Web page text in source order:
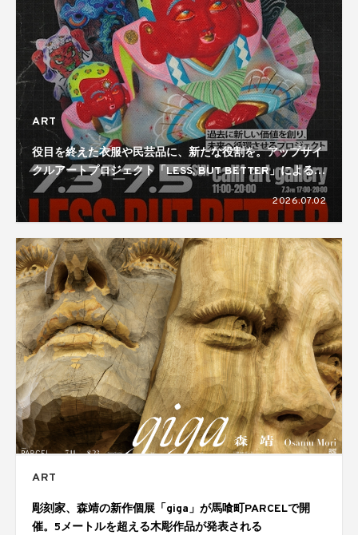
ART
役目を終えた衣服や民芸品に、新たな役割を。アップサイ
クルアートプロジェクト「LESS, BUT BETTER」による展
覧会が開催
2026.07.02
ART
彫刻家、森靖の新作個展「giga」が馬喰町PARCELで開
催。5メートルを超える木彫作品が発表される